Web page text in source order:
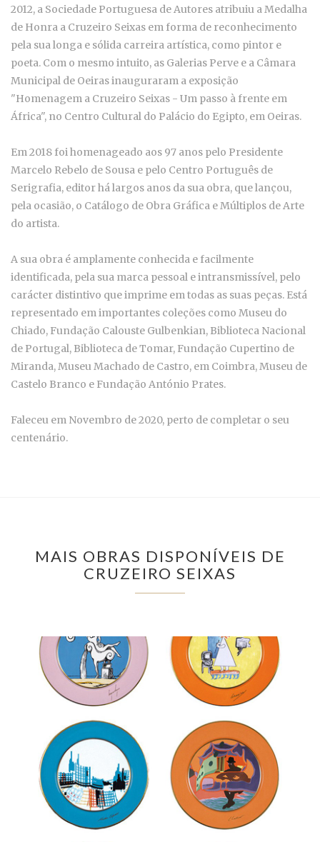
2012, a Sociedade Portuguesa de Autores atribuiu a Medalha
de Honra a Cruzeiro Seixas em forma de reconhecimento
pela sua longa e sólida carreira artística, como pintor e
poeta. Com o mesmo intuito, as Galerias Perve e a Câmara
Municipal de Oeiras inauguraram a exposição
"Homenagem a Cruzeiro Seixas - Um passo à frente em
África", no Centro Cultural do Palácio do Egipto, em Oeiras.
Em 2018 foi homenageado aos 97 anos pelo Presidente
Marcelo Rebelo de Sousa e pelo Centro Português de
Serigrafia, editor há largos anos da sua obra, que lançou,
pela ocasião, o Catálogo de Obra Gráfica e Múltiplos de Arte
do artista.
A sua obra é amplamente conhecida e facilmente
identificada, pela sua marca pessoal e intransmissível, pelo
carácter distintivo que imprime em todas as suas peças. Está
representado em importantes coleções como Museu do
Chiado, Fundação Calouste Gulbenkian, Biblioteca Nacional
de Portugal, Biblioteca de Tomar, Fundação Cupertino de
Miranda, Museu Machado de Castro, em Coimbra, Museu de
Castelo Branco e Fundação António Prates.
Faleceu em Novembro de 2020, perto de completar o seu
centenário.
MAIS OBRAS DISPONÍVEIS DE
CRUZEIRO SEIXAS